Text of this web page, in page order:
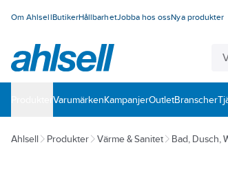
Om AhlsellButikerHållbarhetJobba hos ossNya produkter
VarumärkenKampanjerOutletBranscher
Ahlsell Produkter Värme & Sanitet Bad, Dusch,